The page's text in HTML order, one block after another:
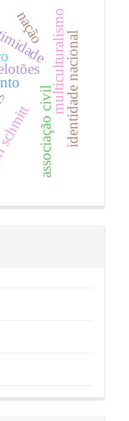
associação civil
multiculturalismoidentidade nacional
nação